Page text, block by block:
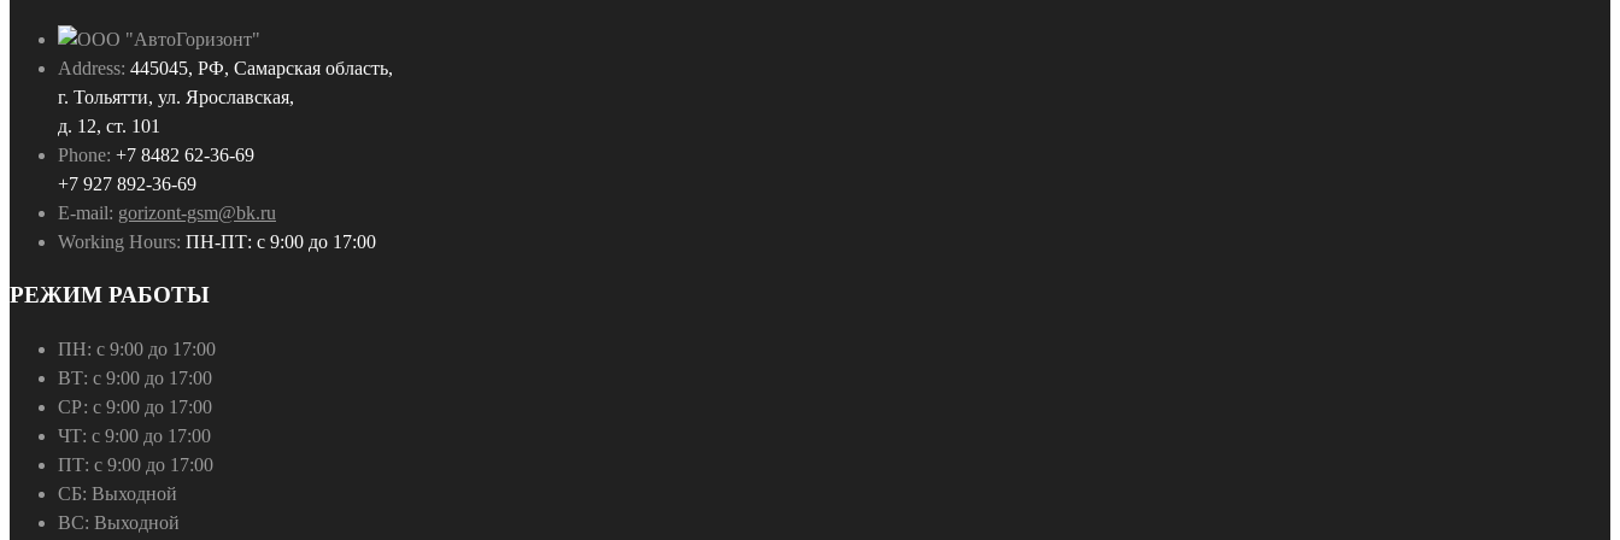
Address: 445045, РФ, Самарская область,
г. Тольятти, ул. Ярославская,
д. 12, ст. 101
Phone: +7 8482 62-36-69
+7 927 892-36-69
E-mail: gorizont-gsm@bk.ru
Working Hours: ПН-ПТ: с 9:00 до 17:00
РЕЖИМ РАБОТЫ
ПН: с 9:00 до 17:00
ВТ: с 9:00 до 17:00
СР: с 9:00 до 17:00
ЧТ: с 9:00 до 17:00
ПТ: с 9:00 до 17:00
СБ: Выходной
ВС: Выходной